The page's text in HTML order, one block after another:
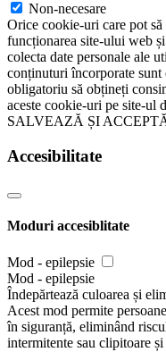
Non-necesare
Orice cookie-uri care pot să
funcționarea site-ului web
colecta date personale ale
conținuturi încorporate sunt
obligatoriu să obțineți
aceste cookie-uri pe site-ul
SALVEAZĂ ȘI
Accesibilitate
Moduri accesiblitate
Mod - epilepsie
Mod - epilepsie
Îndepărtează culoarea și
Acest mod permite
în siguranță, eliminând
intermitente sau clipitoare